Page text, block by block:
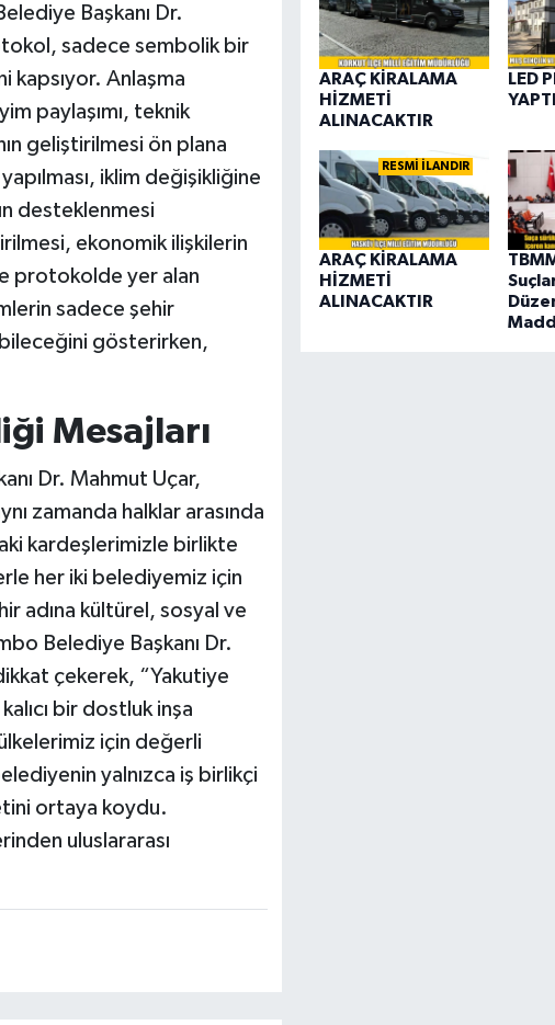
Başkanı Dr.
sadece sembolik bir
kapsıyor. Anlaşma
paylaşımı, teknik
geliştirilmesi ön plana
iklim değişikliğine
desteklenmesi
ekonomik ilişkilerin
protokolde yer alan
sadece şehir
gösterirken,
Mesajları
Dr. Mahmut Uçar,
zamanda halklar arasında
kardeşlerimizle birlikte
her iki belediyemiz için
adına kültürel, sosyal ve
Belediye Başkanı Dr.
çekerek, “Yakutiye
bir dostluk inşa
için değerli
yalnızca iş birlikçi
ortaya koydu.
uluslararası
ARAÇ KİRALAMA
HİZMETİ
ALINACAKTIR
LED
RESMİ İLANDIR
ARAÇ KİRALAMA
HİZMETİ
ALINACAKTIR